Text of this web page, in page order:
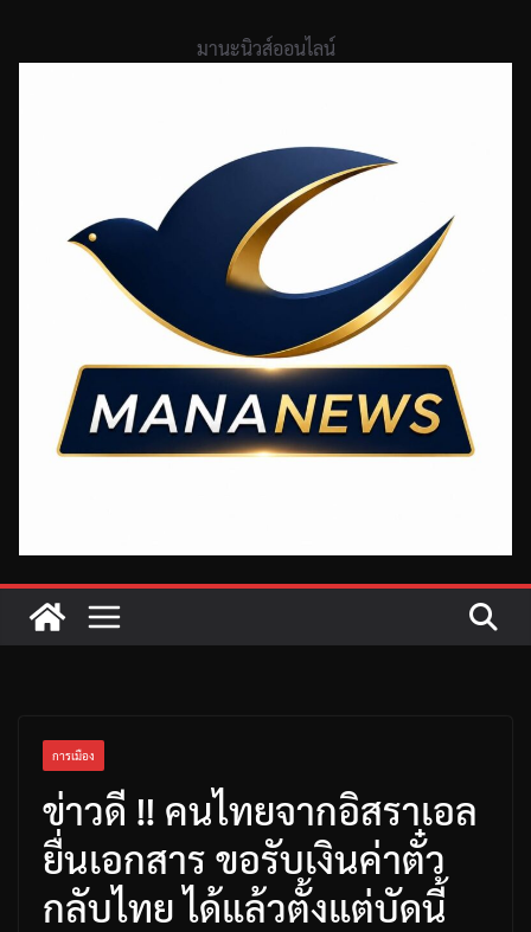
มานะนิวส์ออนไลน์
การเมือง
ข่าวดี !! คนไทยจากอิสราเอล
ยื่นเอกสาร ขอรับเงินค่าตั๋ว
กลับไทย ได้แล้วตั้งแต่บัดนี้